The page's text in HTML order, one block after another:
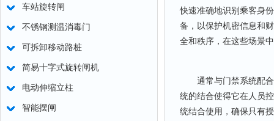
车站旋转闸
不锈钢测温消毒门
可拆卸移动路桩
简易十字式旋转闸机
电动伸缩立柱
智能摆闸
快速准确地识别乘客身
备，以保护机密信息和
全和秩序，在这些场景
通常与门禁系统配合
统的结合使得它在人员
统结合使用，确保只有